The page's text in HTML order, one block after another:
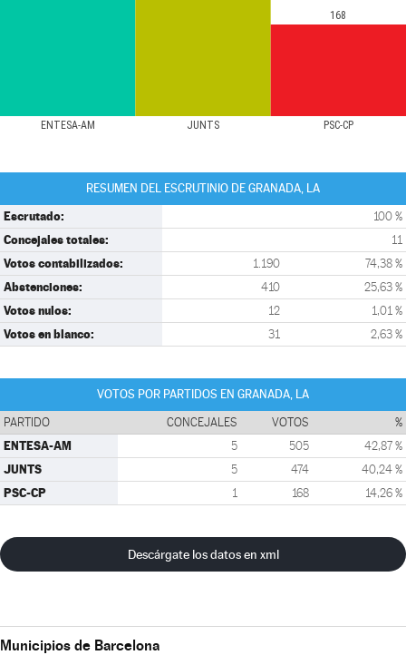
ENTESA-AM JUNTS PSC-CP
168
RESUMEN DEL ESCRUTINIO DE GRANADA, LA
Escrutado: 100 %
Concejales totales: 11
Votos contabilizados: 1.190 74,38 %
Abstenciones: 410 25,63 %
Votos nulos: 12 1,01 %
Votos en blanco: 31 2,63 %
VOTOS POR PARTIDOS EN GRANADA, LA
PARTIDO CONCEJALES VOTOS %
ENTESA-AM 5 505 42,87 %
JUNTS 5 474 40,24 %
PSC-CP 1 168 14,26 %
Descárgate los datos en xml
Municipios de Barcelona